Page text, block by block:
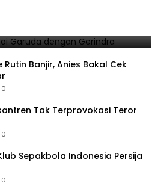
Rutin Banjir, Anies Bakal Cek
0
Tak Terprovokasi Teror
0
Sepakbola Indonesia Persija
0